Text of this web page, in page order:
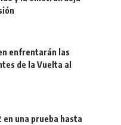
enfrentarán las
de la Vuelta al
en una prueba hasta